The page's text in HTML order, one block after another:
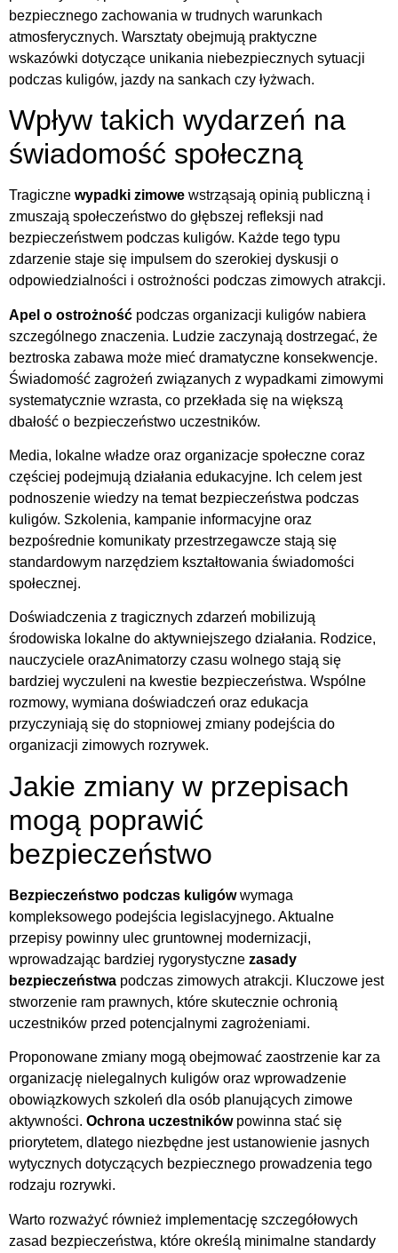
bezpiecznego zachowania w trudnych warunkach
atmosferycznych. Warsztaty obejmują praktyczne
wskazówki dotyczące unikania niebezpiecznych sytuacji
podczas kuligów, jazdy na sankach czy łyżwach.
Wpływ takich wydarzeń na
świadomość społeczną
Tragiczne wypadki zimowe wstrząsają opinią publiczną i
zmuszają społeczeństwo do głębszej refleksji nad
bezpieczeństwem podczas kuligów. Każde tego typu
zdarzenie staje się impulsem do szerokiej dyskusji o
odpowiedzialności i ostrożności podczas zimowych atrakcji.
Apel o ostrożność podczas organizacji kuligów nabiera
szczególnego znaczenia. Ludzie zaczynają dostrzegać, że
beztroska zabawa może mieć dramatyczne konsekwencje.
Świadomość zagrożeń związanych z wypadkami zimowymi
systematycznie wzrasta, co przekłada się na większą
dbałość o bezpieczeństwo uczestników.
Media, lokalne władze oraz organizacje społeczne coraz
częściej podejmują działania edukacyjne. Ich celem jest
podnoszenie wiedzy na temat bezpieczeństwa podczas
kuligów. Szkolenia, kampanie informacyjne oraz
bezpośrednie komunikaty przestrzegawcze stają się
standardowym narzędziem kształtowania świadomości
społecznej.
Doświadczenia z tragicznych zdarzeń mobilizują
środowiska lokalne do aktywniejszego działania. Rodzice,
nauczyciele orazAnimatorzy czasu wolnego stają się
bardziej wyczuleni na kwestie bezpieczeństwa. Wspólne
rozmowy, wymiana doświadczeń oraz edukacja
przyczyniają się do stopniowej zmiany podejścia do
organizacji zimowych rozrywek.
Jakie zmiany w przepisach
mogą poprawić
bezpieczeństwo
Bezpieczeństwo podczas kuligówwymaga
kompleksowego podejścia legislacyjnego. Aktualne
przepisy powinny ulec gruntownej modernizacji,
wprowadzając bardziej rygorystyczne zasady
bezpieczeństwa podczas zimowych atrakcji. Kluczowe jest
stworzenie ram prawnych, które skutecznie ochronią
uczestników przed potencjalnymi zagrożeniami.
Proponowane zmiany mogą obejmować zaostrzenie kar za
organizację nielegalnych kuligów oraz wprowadzenie
obowiązkowych szkoleń dla osób planujących zimowe
aktywności. Ochrona uczestnikówpowinna stać się
priorytetem, dlatego niezbędne jest ustanowienie jasnych
wytycznych dotyczących bezpiecznego prowadzenia tego
rodzaju rozrywki.
Warto rozważyć również implementację szczegółowych
zasad bezpieczeństwa, które określą minimalne standardy